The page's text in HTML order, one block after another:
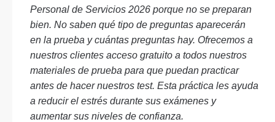
Personal de Servicios 2026 porque no se preparan
bien. No saben qué tipo de preguntas aparecerán
en la prueba y cuántas preguntas hay. Ofrecemos a
nuestros clientes acceso gratuito a todos nuestros
materiales de prueba para que puedan practicar
antes de hacer nuestros test. Esta práctica les ayuda
a reducir el estrés durante sus exámenes y
aumentar sus niveles de confianza.